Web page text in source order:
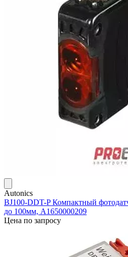
Autonics
BJ100-DDT-P Компактный
до 100мм, A1650000209
Цена по запросу